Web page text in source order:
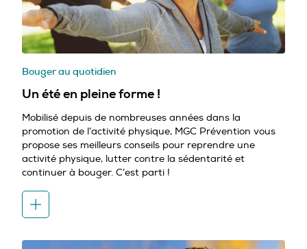
Bouger au quotidien
Un été en pleine forme !
Mobilisé depuis de nombreuses années dans la
promotion de l’activité physique, MGC Prévention vous
propose ses meilleurs conseils pour reprendre une
activité physique, lutter contre la sédentarité et
continuer à bouger. C’est parti !